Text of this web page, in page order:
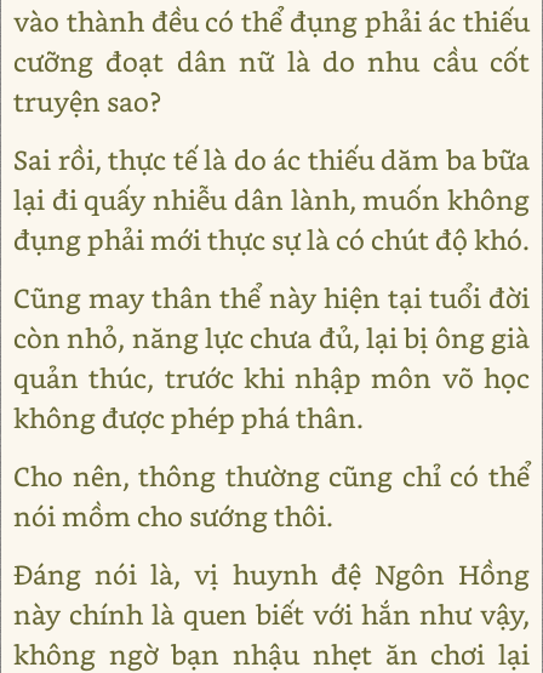
vào thành đều có thể đụng phải ác thiếu
cưỡng đoạt dân nữ là do nhu cầu cốt
truyện sao?
Sai rồi, thực tế là do ác thiếu dăm ba bữa
lại đi quấy nhiễu dân lành, muốn không
đụng phải mới thực sự là có chút độ khó.
Cũng may thân thể này hiện tại tuổi đời
còn nhỏ, năng lực chưa đủ, lại bị ông già
quản thúc, trước khi nhập môn võ học
không được phép phá thân.
Cho nên, thông thường cũng chỉ có thể
nói mồm cho sướng thôi.
Đáng nói là, vị huynh đệ Ngôn Hồng
này chính là quen biết với hắn như vậy,
không ngờ bạn nhậu nhẹt ăn chơi lại